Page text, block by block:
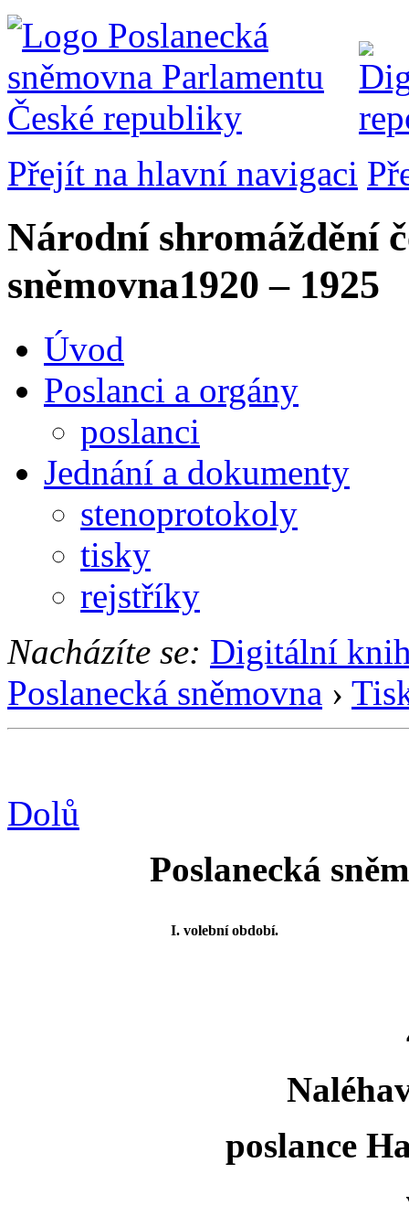
Přejít na hlavní navigaci
Národní shromáždění
sněmovna1920 – 1925
Úvod
Poslanci a orgány
poslanci
Jednání a dokumenty
stenoprotokoly
tisky
rejstříky
Nacházíte se: Digitální
Poslanecká sněmovna ›
Dolů
Poslanecká
I. volební období.
poslance